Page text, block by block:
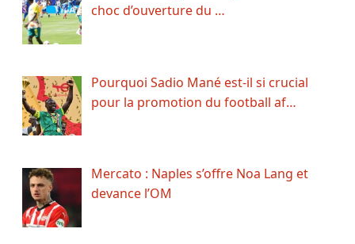
choc d’ouverture du …
Pourquoi Sadio Mané est-il si crucial
pour la promotion du football af…
Mercato : Naples s’offre Noa Lang et
devance l’OM